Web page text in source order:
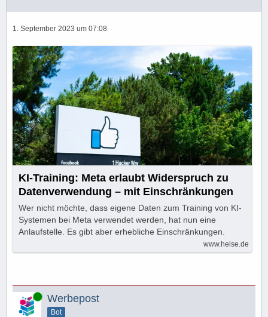
1. September 2023 um 07:08
KI-Training: Meta erlaubt Widerspruch zu
Datenverwendung – mit Einschränkungen
Wer nicht möchte, dass eigene Daten zum Training von KI-
Systemen bei Meta verwendet werden, hat nun eine
Anlaufstelle. Es gibt aber erhebliche Einschränkungen.
www.heise.de
Online Werbepost
Bot